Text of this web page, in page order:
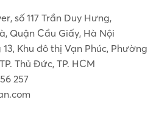
số 117 Trần Duy Hưng,
Quận Cầu Giấy, Hà Nội
Khu đô thị Vạn Phúc, Phường
Thủ Đức, TP. HCM
257